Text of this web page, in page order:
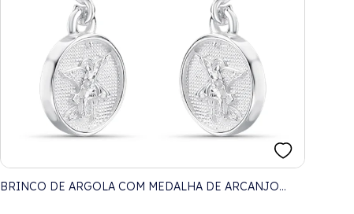
BRINCO DE ARGOLA COM MEDALHA DE ARCANJO